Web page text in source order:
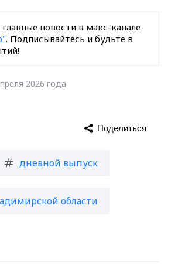
новости в макс-канале
. Подписывайтесь и будьте в
2026 года
дневной выпуск
области
Поделиться